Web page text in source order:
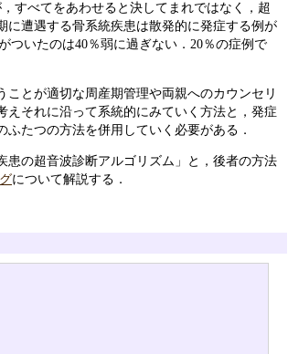
すべてをあわせると決してまれではなく，超
遭遇する骨系統疾患は散発的に発症する例が
ついたのは40％弱に過ぎない．20％の症例で
とが適切な周産期管理や両親へのカウンセリ
それに沿って系統的にみていく方法と，発症
ふたつの方法を併用していく必要がある．
の超音波診断アルゴリズム」と，後者の方法
について解説する．